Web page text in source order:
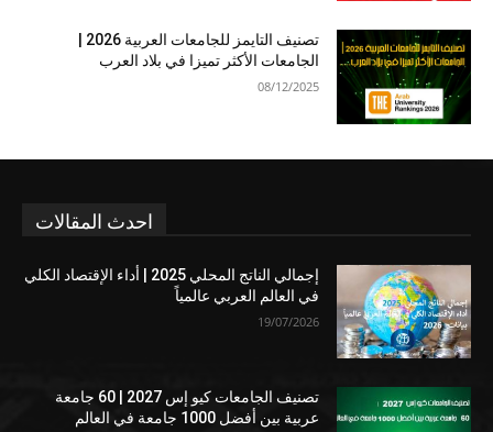
الجامعات الأكثر تميزا في بلاد العرب
08/12/2025
احدث المقالات
إجمالي الناتج المحلي 2025 | أداء الإقتصاد الكلي
في العالم العربي عالمياً
19/07/2026
تصنيف الجامعات كيو إس 2027 | 60 جامعة
عربية بين أفضل 1000 جامعة في العالم